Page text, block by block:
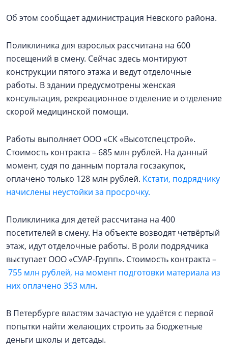
Об этом сообщает администрация Невского района.
Поликлиника для взрослых рассчитана на 600
посещений в смену. Сейчас здесь монтируют
конструкции пятого этажа и ведут отделочные
работы. В здании предусмотрены женская
консультация, рекреационное отделение и отделение
скорой медицинской помощи.
Работы выполняет ООО «СК «Высотспецстрой».
Стоимость контракта – 685 млн рублей. На данный
момент, судя по данным портала госзакупок,
оплачено только 128 млн рублей. Кстати, подрядчику
начислены неустойки за просрочку.
Поликлиника для детей рассчитана на 400
посетителей в смену. На объекте возводят четвёртый
этаж, идут отделочные работы. В роли подрядчика
выступает ООО «СУАР-Групп». Стоимость контракта –
755 млн рублей, на момент подготовки материала из
них оплачено 353 млн.
В Петербурге властям зачастую не удаётся с первой
попытки найти желающих строить за бюджетные
деньги школы и детсады.